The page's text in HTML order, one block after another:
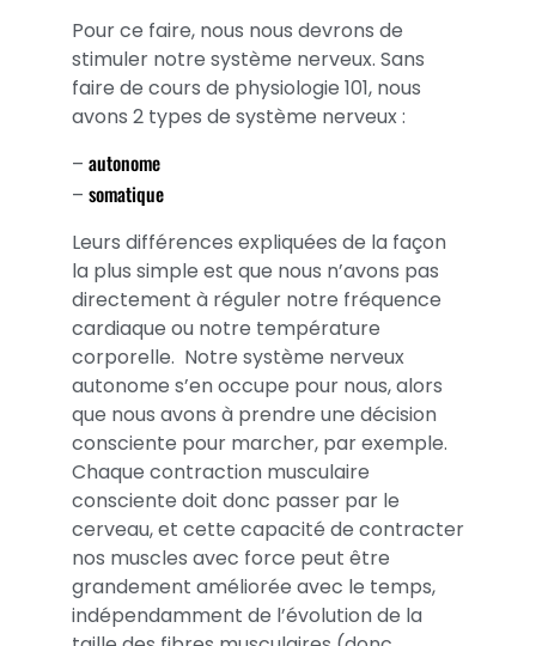
Pour ce faire, nous nous devrons de
stimuler notre système nerveux. Sans
faire de cours de physiologie 101, nous
avons 2 types de système nerveux :
– autonome
– somatique
Leurs différences expliquées de la façon
la plus simple est que nous n’avons pas
directement à réguler notre fréquence
cardiaque ou notre température
corporelle. Notre système nerveux
autonome s’en occupe pour nous, alors
que nous avons à prendre une décision
consciente pour marcher, par exemple.
Chaque contraction musculaire
consciente doit donc passer par le
cerveau, et cette capacité de contracter
nos muscles avec force peut être
grandement améliorée avec le temps,
indépendamment de l’évolution de la